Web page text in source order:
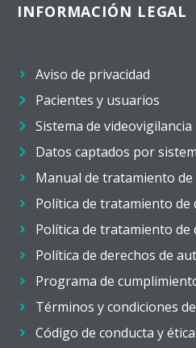
INFORMACIÓN LEGAL
Aviso de privacidad
Pacientes y usuarios
Sistema de videovigilancia
Datos captados por
Manual de tratamiento
Política de tratamiento de
Política de tratamiento de
Política de derechos de
Programa de
Términos y condiciones
Código de conducta y ética